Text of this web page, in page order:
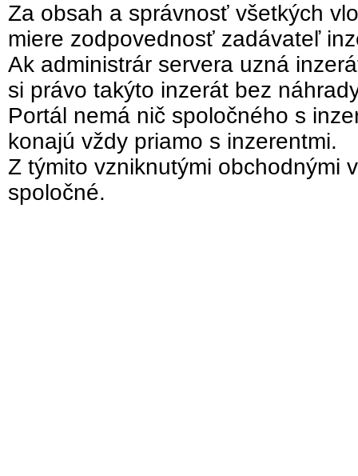
Za obsah a správnosť všetkých
miere zodpovednosť zadávateľ
Ak administrár servera uzná
si právo takýto inzerát bez
Portál nemá nič spoločného s
konajú vždy priamo s inzerentmi.
Z týmito vzniknutými obchodnými
spoločné.